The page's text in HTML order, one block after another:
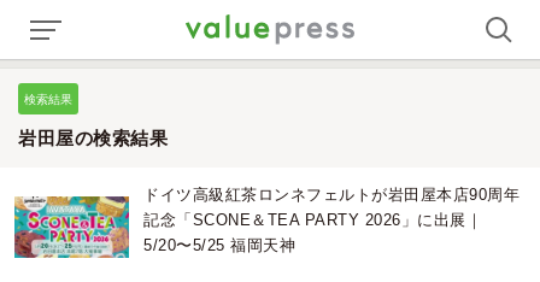
検索結果
岩田屋の検索結果
ドイツ高級紅茶ロンネフェルトが岩田屋本店90周年
記念「SCONE＆TEA PARTY 2026」に出展｜
5/20〜5/25 福岡天神